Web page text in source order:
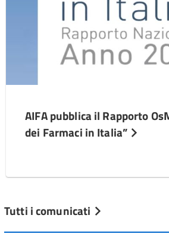
AIFA pubblica il Rapporto
dei Farmaci in Italia”
Tutti i comunicati